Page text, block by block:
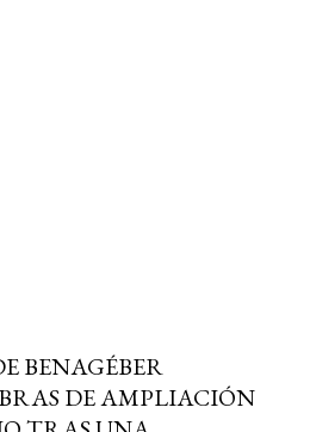
BENAGÉBER
DE AMPLIACIÓN